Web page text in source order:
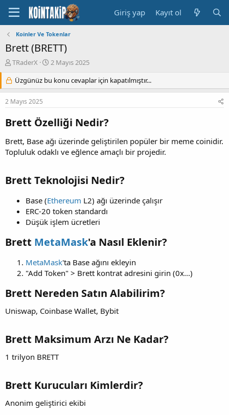
Giriş yap Kayıt ol
Koinler Ve Tokenlar
Brett (BRETT)
K
n
u
y
a
a
n
TRaderX
B
ş
l
ı
t
a
h
2 Mayıs 2025
Üzgünüz bu konu cevaplar için kapatılmıştır...
2 Mayıs 2025
Brett Özelliği Nedir?
Brett, Base ağı üzerinde geliştirilen popüler bir meme coinidir.
Topluluk odaklı ve eğlence amaçlı bir projedir.
Brett Teknolojisi Nedir?
Base (Ethereum L2) ağı üzerinde çalışır
ERC-20 token standardı
Düşük işlem ücretleri
Brett MetaMask'a Nasıl Eklenir?
MetaMask'ta Base ağını ekleyin
"Add Token" > Brett kontrat adresini girin (0x...)
Brett Nereden Satın Alabilirim?
Uniswap, Coinbase Wallet, Bybit
Brett Maksimum Arzı Ne Kadar?
1 trilyon BRETT
Brett Kurucuları Kimlerdir?
Anonim geliştirici ekibi